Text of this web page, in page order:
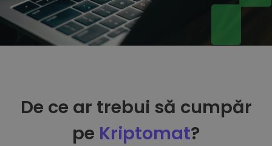
De ce ar trebui să cumpăr
pe Kriptomat?